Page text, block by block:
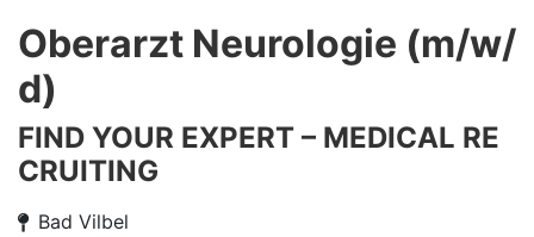
Oberarzt Neurologie (m/w/
d)
FIND YOUR EXPERT – MEDICAL RE
CRUITING
Bad Vilbel